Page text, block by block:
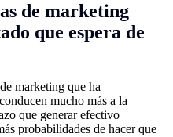
de marketing
que espera de
marketing que ha
mucho más a la
que generar efectivo
probabilidades de hacer que